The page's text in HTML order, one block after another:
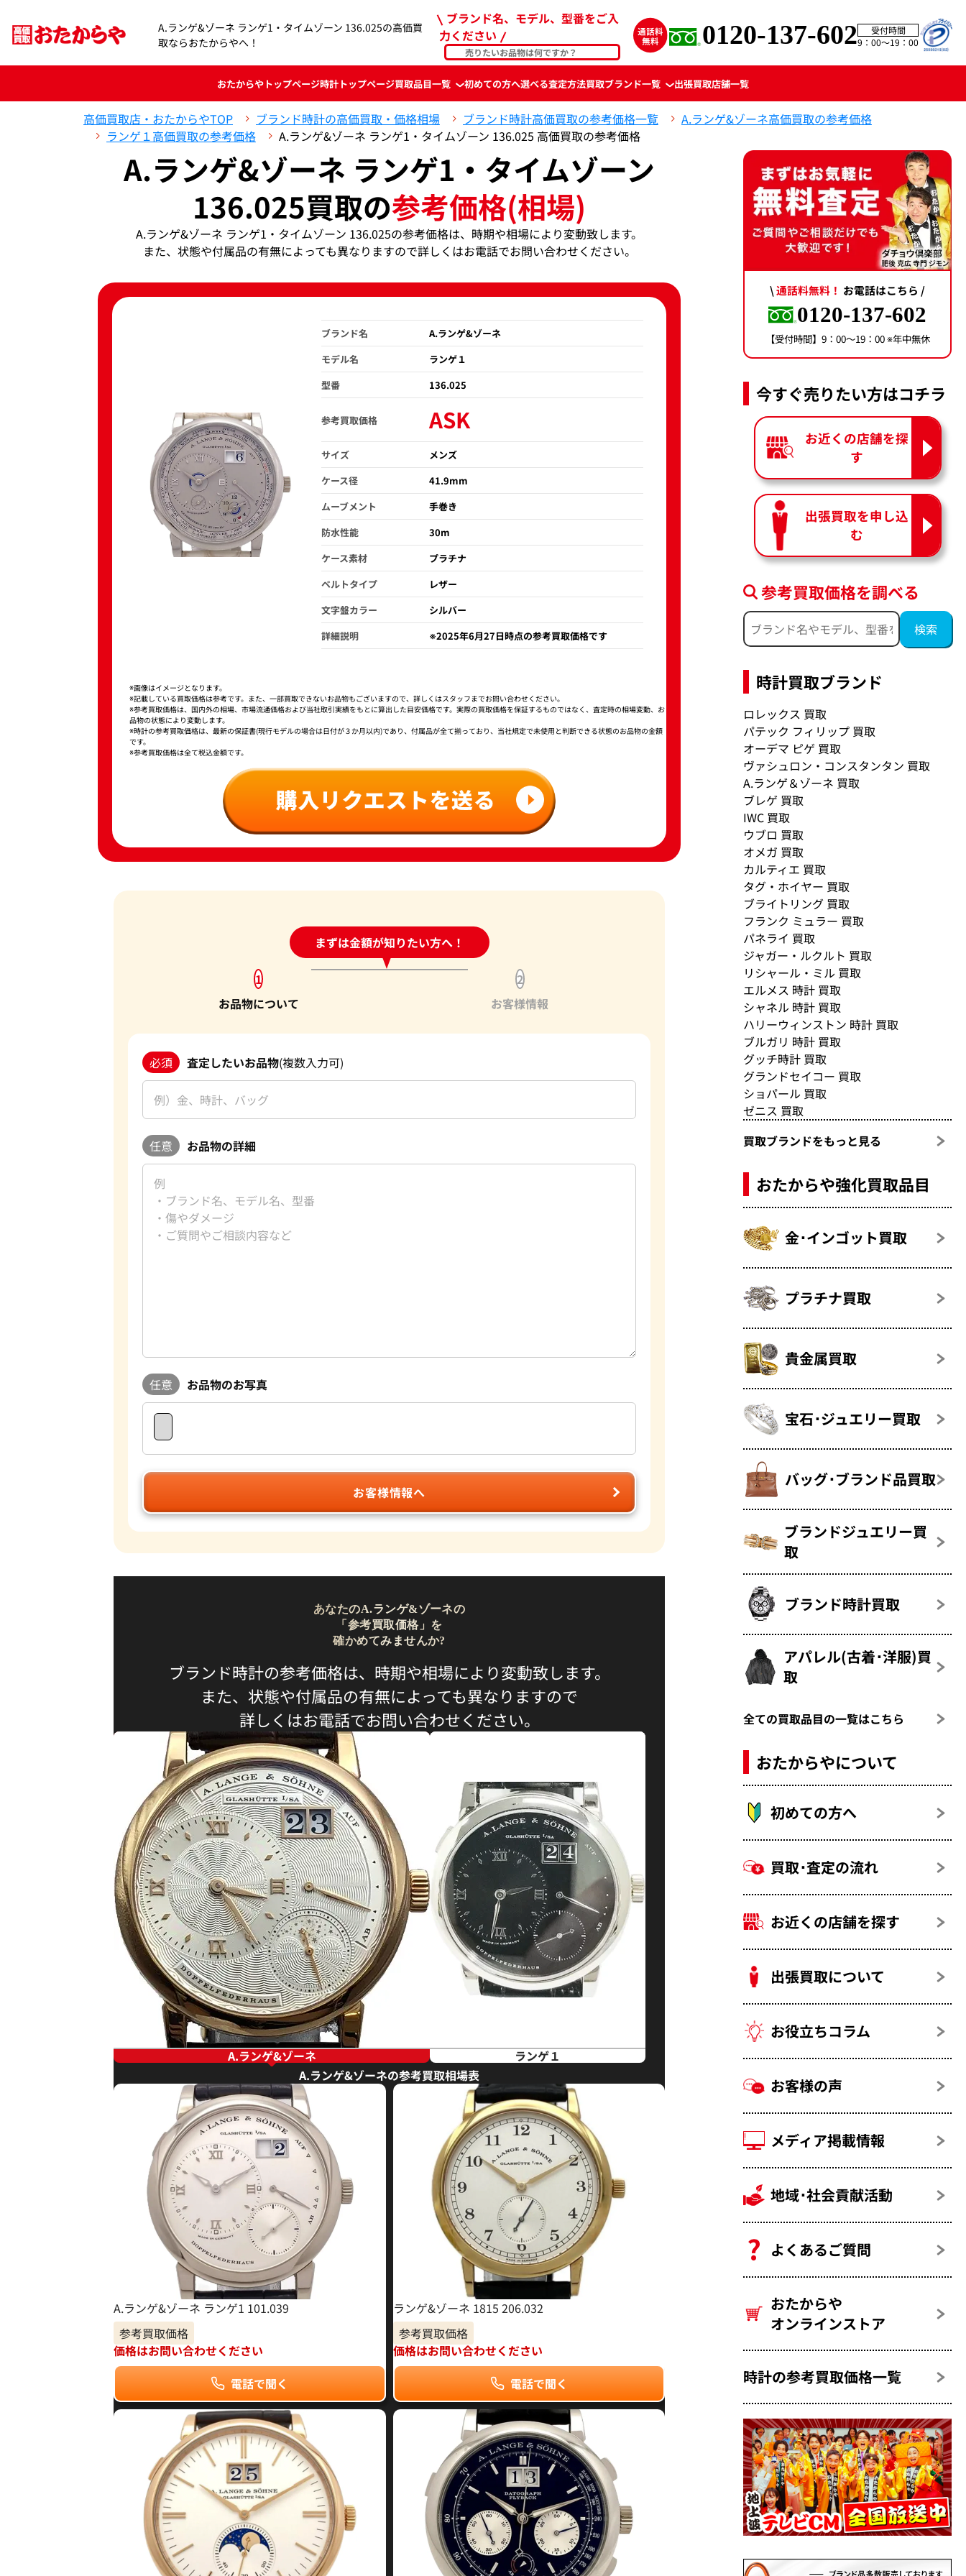
A.ランゲ&ゾーネ ランゲ1・タイムゾーン 136.025の高価買
取ならおたからやへ！
ブランド名、モデル、型番をご入
力ください
0120-137-602
受付時間
9：00〜19：00
おたからやトップページ時計トップページ買取品目一覧 初めての方へ選べる査定方法買取ブランド一覧 出張買取店舗一覧
高価買取店・おたからやTOP ブランド時計の高価買取・価格相場 ブランド時計高価買取の参考価格一覧
A.ランゲ&ゾーネ高価買取の参考価格
ランゲ１高価買取の参考価格
A.ランゲ&ゾーネ ランゲ1・タイムゾーン 136.025 高価買取の参考価格
A.ランゲ&ゾーネ ランゲ1・タイムゾーン
136.025買取の参考価格(相場)
A.ランゲ&ゾーネ ランゲ1・タイムゾーン 136.025の参考価格は、時期や相場により変動致します。
また、状態や付属品の有無によっても異なりますので詳しくはお電話でお問い合わせください。
ブランド名
A.ランゲ&ゾーネ
モデル名
ランゲ１
型番
136.025
参考買取価格 ASK
サイズ
メンズ
ケース径
41.9mm
ムーブメント
手巻き
防水性能
30m
ケース素材
プラチナ
ベルトタイプ
レザー
文字盤カラー
シルバー
詳細説明
※2025年6月27日時点の参考買取価格です
※画像はイメージとなります。
※記載している買取価格は参考です。また、一部買取できないお品物もございますので、詳しくはスタッフまでお問い合わせください。
※参考買取価格は、国内外の相場、市場流通価格および当社取引実績をもとに算出した目安価格です。実際の買取価格を保証するものではなく、査定時の相場変動、お
品物の状態により変動します。
※時計の参考買取価格は、最新の保証書(現行モデルの場合は日付が３か月以内)であり、付属品が全て揃っており、当社規定で未使用と判断できる状態のお品物の金額
です。
※参考買取価格は全て税込金額です。
まずは金額が知りたい方へ！
24時間受付中!問い合わせフォーム
1
お品物について
2
お客様情報
必須 査定したいお品物(複数入力可)
任意 お品物の詳細
任意 お品物のお写真
お客様情報へ
あなたのA.ランゲ&ゾーネの
「参考買取価格」を
確かめてみませんか?
ブランド時計の参考価格は、時期や相場により変動致します。
また、状態や付属品の有無によっても異なりますので
詳しくはお電話でお問い合わせください。
A.ランゲ&ゾーネ
ランゲ１
A.ランゲ&ゾーネの参考買取相場表
A.ランゲ&ゾーネ ランゲ1 101.039
参考買取価格
価格はお問い合わせください
電話で聞く
ランゲ&ゾーネ 1815 206.032
参考買取価格
価格はお問い合わせください
電話で聞く
\通話料無料！ お電話はこちら /
0120-137-602
【受付時間】9：00〜19：00 ※年中無休
今すぐ売りたい方はコチラ
お近くの店舗を探
す
出張買取を申し込
む
参考買取価格を調べる
時計買取ブランド
ロレックス 買取
パテック フィリップ 買取
オーデマ ピゲ 買取
ヴァシュロン・コンスタンタン 買取
A.ランゲ＆ゾーネ 買取
ブレゲ 買取
IWC 買取
ウブロ 買取
オメガ 買取
カルティエ 買取
タグ・ホイヤー 買取
ブライトリング 買取
フランク ミュラー 買取
パネライ 買取
ジャガー・ルクルト 買取
リシャール・ミル 買取
エルメス 時計 買取
シャネル 時計 買取
ハリーウィンストン 時計 買取
ブルガリ 時計 買取
グッチ時計 買取
グランドセイコー 買取
ショパール 買取
ゼニス 買取
買取ブランドをもっと見る
おたからや強化買取品目
金･インゴット買取
プラチナ買取
貴金属買取
宝石･ジュエリー買取
バッグ･ブランド品買取
ブランドジュエリー買
取
ブランド時計買取
アパレル(古着･洋服)買
取
全ての買取品目の一覧はこちら
おたからやについて
初めての方へ
買取･査定の流れ
お近くの店舗を探す
出張買取について
お役立ちコラム
お客様の声
メディア掲載情報
地域･社会貢献活動
よくあるご質問
おたからや
オンラインストア
時計の参考買取価格一覧